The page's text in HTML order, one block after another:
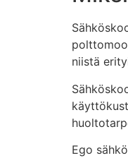
niistä
Ego